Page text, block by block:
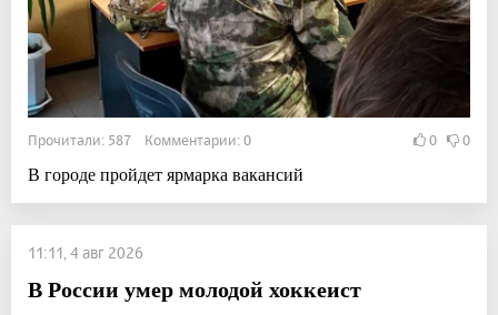
Прочитали: 587 Комментарии: 0 0 0
В городе пройдет ярмарка вакансий
11:11, 4 авг 2026
В России умер молодой хоккеист